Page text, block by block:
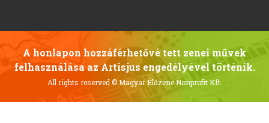
A honlapon hozzáférhetővé tett zenei művek
felhasználása az Artisjus engedélyével történik.
All rights reserved © Magyar Élőzene Nonprofit Kft.